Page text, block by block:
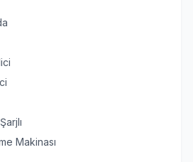
Makinası